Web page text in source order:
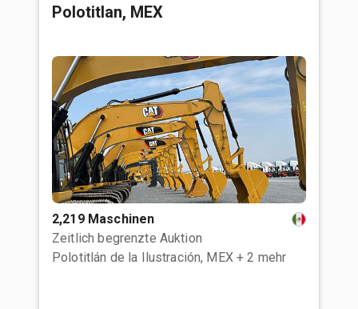
Polotitlan, MEX
2,219 Maschinen
Zeitlich begrenzte Auktion
Polotitlán de la Ilustración, MEX + 2 mehr